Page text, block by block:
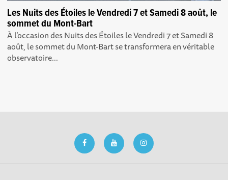
Les Nuits des Étoiles le Vendredi 7 et Samedi 8 août, le
sommet du Mont-Bart
À l’occasion des Nuits des Étoiles le Vendredi 7 et Samedi 8
août, le sommet du Mont-Bart se transformera en véritable
observatoire...